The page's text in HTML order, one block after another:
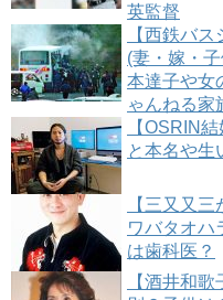
英監督
【西鉄バ
(妻・嫁・
本達子や女
ゃんねる家
【OSRIN
と本名や生
【三又又
ワバタオハ
は歯科医？
【酒井和